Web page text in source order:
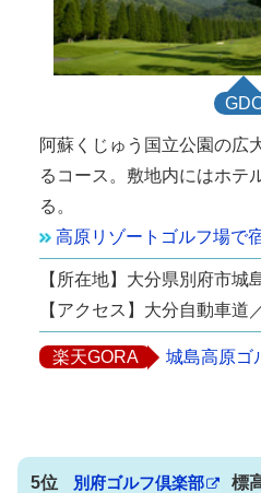
阿蘇くじゅう国立公園の広
るコース。敷地内にはホテ
る。
高原リゾートゴルフ場で
【所在地】大分県別府市城
【アクセス】大分自動車道
楽天GORA 城島高原ゴ
5位 別府ゴルフ倶楽部 標